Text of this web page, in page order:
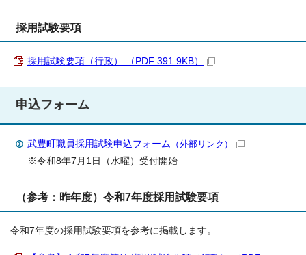
採用試験要項
採用試験要項（行政） （PDF 391.9KB）
申込フォーム
武豊町職員採用試験申込フォーム （外部リンク）
※令和8年7月1日（水曜）受付開始
（参考：昨年度）令和7年度採用試験要項
令和7年度の採用試験要項を参考に掲載します。